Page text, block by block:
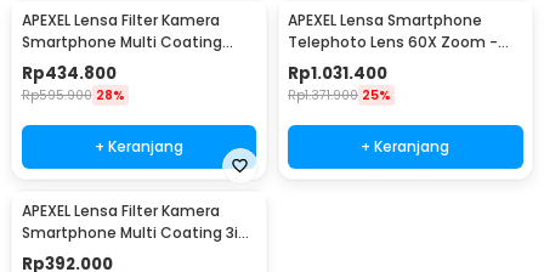
APEXEL Lensa Filter Kamera
Smartphone Multi Coating
UV/CPL/ND 67mm - APL-
67FL3N
Rp434.800
Rp595.900 28%
+ Keranjang
APEXEL Lensa Smartphone
Telephoto Lens 60X Zoom -
APL-JS60X
Rp1.031.400
Rp1.371.900 25%
+ Keranjang
APEXEL Lensa Filter Kamera
Smartphone Multi Coating 3in1
Clip 67mm - APL-67FL3S
Rp392.000